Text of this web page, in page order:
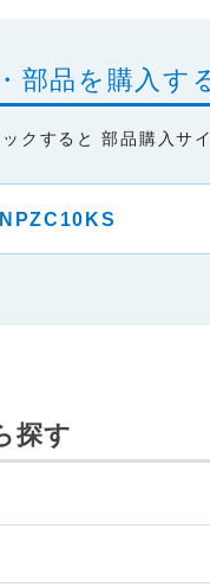
部品を購入す
クすると 部品購入サ
NPZC10KS
探す